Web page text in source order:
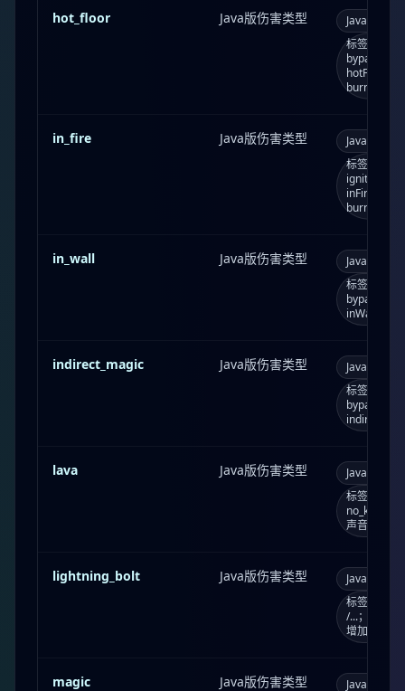
hot_floor Java版伤害类型 Java版
标签：
hotFloor；
burning
in_fire Java版伤害类型 Java版
标签：
inFire；额
burning
in_wall Java版伤害类型 Java版
标签：
inWall；消
indirect_magic Java版伤害类型 Java版
标签：
lava Java版伤害类型 Java版
标签：
no_k...；死
声音效果
lightning_bolt Java版伤害类型 Java版
标签：
/...；死亡
增加：0.1
magic Java版伤害类型 Java版